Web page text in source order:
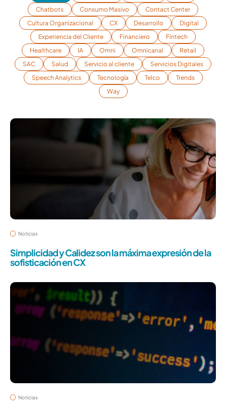
Chatbots
Consumo Masivo
Contact Center
Cultura Organizacional
CX Desarrollo
Digital
Experiencia del Cliente
Financiero
Fintech
Healthcare
IA Omni Omnicanal
Retail
SAC
Salud Servicio al cliente
Servicios Digitales
Speech Analytics
Tecnología Telco
Trends
Way
Noticias
Simplicidad y Calidez son la máxima expresión de la
sofisticación en CX
Noticias